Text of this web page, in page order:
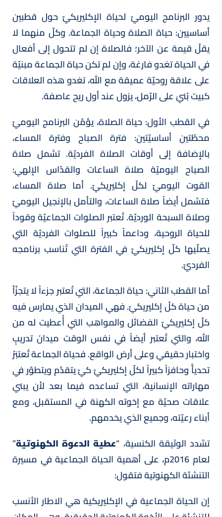
يدور البرنامج اليوميّ لحياة الإكليريكيّ حول قطبين
أساسيين: حياة الصلاة وحياة الجماعة. وكلّ منهما لا
يقلّ قيمة عن الآخر؛ فالصلاة إن لم تتحول إلى أفعال
في الحياة تغدو فارغة، وإن لم تكن حياة الجماعة مبنيّة
على علاقة روحيّة عميقة مع الله، تغدو هذه العلاقات
كبيت بُنيَ على الرّمل، يزول عند أول ريح عاصفة.
في القطب الأول: حياة الصلاة، يؤمّن البرنامج اليوميّ
محطّتين أساسيّتين: فترة الصباح وفترة المساء،
بالإضافة إلى أوقات الصلاة الفرديّة. تشمل صلاة
الصباح اليوميّة صلاة الساعات والقدّاس الإلهي:
القوت اليوميّ لكلّ إكليريكيّ. أما صلاة المساء،
فتشمل أيضاً صلاة الساعات، والتأمل بالإنجيل اليوميّ
وصلاة السبحة الورديّة. تُعتبر الصلوات الجماعيّة وقوداً
للحياة الروحية، وداعماً كبيراً للصلوات الفرديّة التي
يصلّيها كلّ إكليريكيّ في الفترة التي تُناسب برنامجه
الفرديّ.
أما القطب الثاني: حياة الجماعة، التي تُعتبر جزءاً لا يتجزّأ
من حياة كلّ إكليريكيّ. فهي الميدان الذي يمارس فيه
كلّ إكليريكيّ الفضائل والمواهب التي أُعطيت له من
الله، والتي تُعتبر أيضاً في نفس الوقت ميدانَ تدريبٍ
واختبار حقيقي وعلى أرض الواقع. فحياة الجماعة تُعتبَرُ
تحدياًّ وحافزاً كبيراً لكلّ إكليريكيّ كيّ يتقدّم ويتطوّر في
مهاراته الإنسانية، التي تساعده فيما بعد لأن يبني
علاقات صحيّة مع إخوته الكهنة في المستقبل، ومع
أبناء رعيّته، وجميع الذي يخدمهم.
تشدد الوثيقة الكنسية، “عطية الدعوة الكهنوتية”
لعام 2016م، على أهمية الحياة الجماعية في مسيرة
التنشئة الكهنوتية فتقول:
إن الحياة الجماعية في الإكليريكية هي الاطار الأنسب